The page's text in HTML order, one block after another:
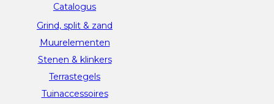
Catalogus
Grind, split & zand
Muurelementen
Stenen & klinkers
Terrastegels
Tuinaccessoires